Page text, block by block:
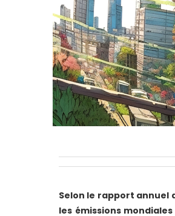
Selon le rapport annuel
les émissions